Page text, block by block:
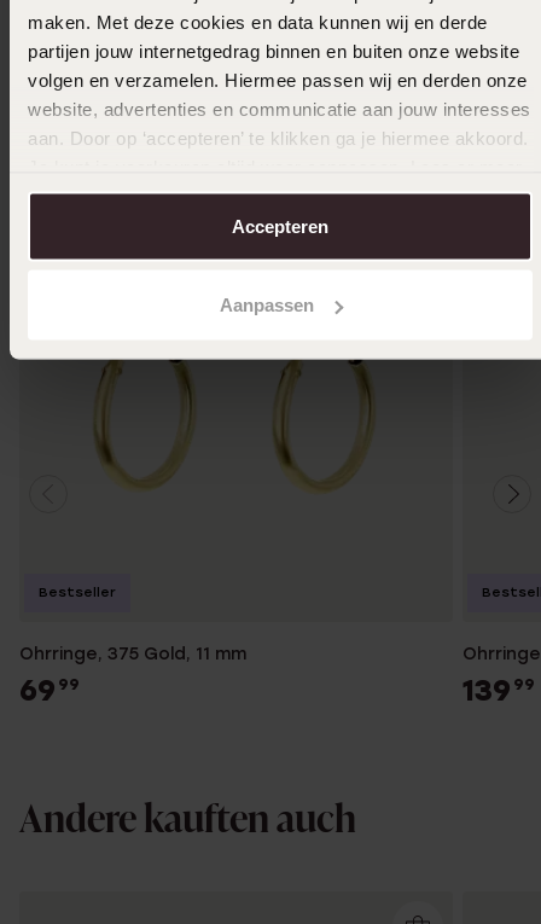
maken. Met deze cookies en data kunnen wij en derde
partijen jouw internetgedrag binnen en buiten onze website
volgen en verzamelen. Hiermee passen wij en derden onze
website, advertenties en communicatie aan jouw interesses
aan. Door op ‘accepteren’ te klikken ga je hiermee akkoord.
over in onscookiebeleid.
Accepteren
Aanpassen
In den Warenkorb legen
Das könnte dir gefallen
Ohrringe, 375 Gold, 11 mm
69 99
Bestseller
139 99
Andere kauften auch